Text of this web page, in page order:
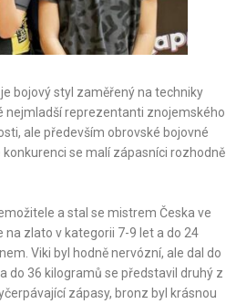
bojový styl zaměřený na techniky
nejmladší reprezentanti znojemského
ale především obrovské bojovné
se malí zápasníci rozhodně
a stal se mistrem Česka ve
na zlato v kategorii 7-9 let a do 24
Viki byl hodně nervózní, ale dal do
do 36 kilogramů se představil druhý z
zápasy, bronz byl krásnou